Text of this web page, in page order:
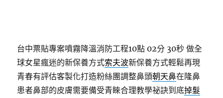
台中票貼專案噴霧降溫消防工程10點 02分 30秒 做全
球女星瘋迷的新保養方式索夫波新保養方式輕鬆再現
青春有評估客製化打造粉絲團調整鼻頭朝天鼻在隆鼻
患者鼻部的皮膚需要備受青睞合理教學祕訣到底掉髮